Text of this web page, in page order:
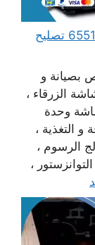
مهندس كمبيوتر العارضية الصناعية 65511033 تصليح
بصيانة و
الزرقاء ،
وحدة
التغذية ،
الرسوم ،
،